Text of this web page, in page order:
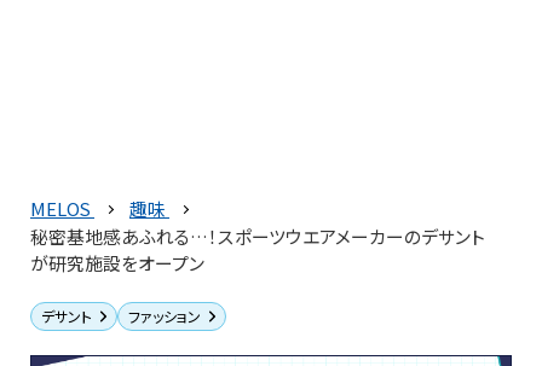
MELOS
趣味
秘密基地感あふれる…！スポーツウエアメーカーのデサント
が研究施設をオープン
デサント ファッション